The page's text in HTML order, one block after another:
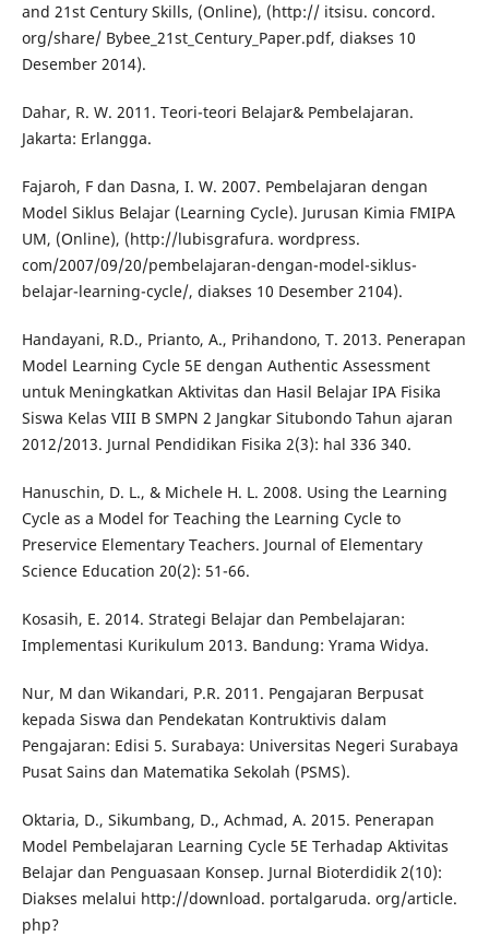
and 21st Century Skills, (Online), (http:// itsisu. concord.
org/share/ Bybee_21st_Century_Paper.pdf, diakses 10
Desember 2014).
Dahar, R. W. 2011. Teori-teori Belajar& Pembelajaran.
Jakarta: Erlangga.
Fajaroh, F dan Dasna, I. W. 2007. Pembelajaran dengan
Model Siklus Belajar (Learning Cycle). Jurusan Kimia FMIPA
UM, (Online), (http://lubisgrafura. wordpress.
com/2007/09/20/pembelajaran-dengan-model-siklus-
belajar-learning-cycle/, diakses 10 Desember 2104).
Handayani, R.D., Prianto, A., Prihandono, T. 2013. Penerapan
Model Learning Cycle 5E dengan Authentic Assessment
untuk Meningkatkan Aktivitas dan Hasil Belajar IPA Fisika
Siswa Kelas VIII B SMPN 2 Jangkar Situbondo Tahun ajaran
2012/2013. Jurnal Pendidikan Fisika 2(3): hal 336 340.
Hanuschin, D. L., & Michele H. L. 2008. Using the Learning
Cycle as a Model for Teaching the Learning Cycle to
Preservice Elementary Teachers. Journal of Elementary
Science Education 20(2): 51-66.
Kosasih, E. 2014. Strategi Belajar dan Pembelajaran:
Implementasi Kurikulum 2013. Bandung: Yrama Widya.
Nur, M dan Wikandari, P.R. 2011. Pengajaran Berpusat
kepada Siswa dan Pendekatan Kontruktivis dalam
Pengajaran: Edisi 5. Surabaya: Universitas Negeri Surabaya
Pusat Sains dan Matematika Sekolah (PSMS).
Oktaria, D., Sikumbang, D., Achmad, A. 2015. Penerapan
Model Pembelajaran Learning Cycle 5E Terhadap Aktivitas
Belajar dan Penguasaan Konsep. Jurnal Bioterdidik 2(10):
Diakses melalui http://download. portalgaruda. org/article.
php?